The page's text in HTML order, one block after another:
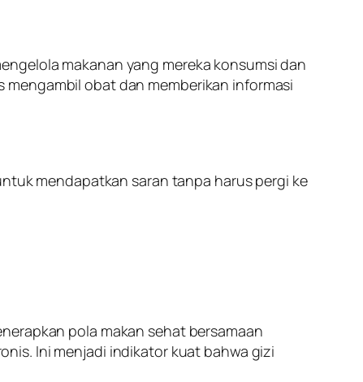
makanan yang mereka konsumsi dan
obat dan memberikan informasi
mendapatkan saran tanpa harus pergi ke
pola makan sehat bersamaan
Ini menjadi indikator kuat bahwa gizi